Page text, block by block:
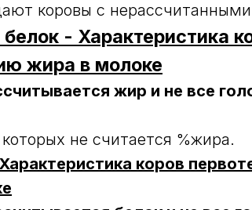
коровы с
- Характеристика
жира в молоке
жир и не все
не считается %жира.
коров